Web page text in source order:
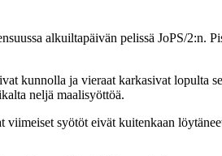
alkuiltapäivän pelissä JoPS/2:n.
kunnolla ja vieraat karkasivat lopulta
neljä maalisyöttöä.
syötöt eivät kuitenkaan